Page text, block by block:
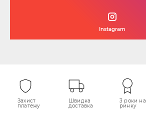
Instagram
Захист
платежу
Швидка
доставка
3 роки на
ринку